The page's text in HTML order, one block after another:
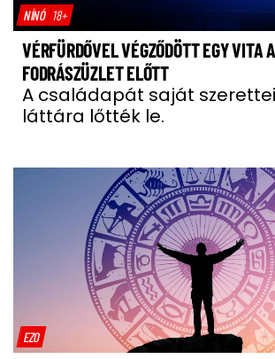
NÍNÓ 18+
VÉRFÜRDŐVEL VÉGZŐDÖTT EGY VITA A
FODRÁSZÜZLET ELŐTT
A családapát saját
láttára lőtték le.
EZO